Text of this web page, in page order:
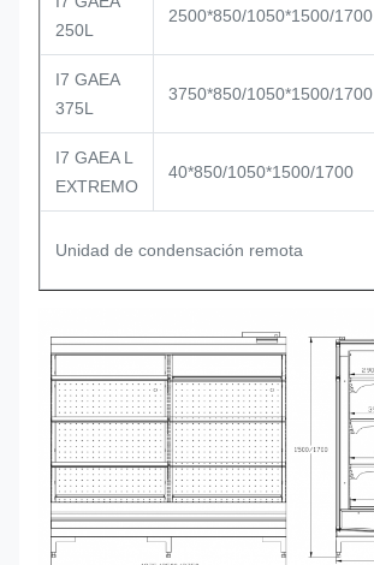
250L
2500*850/1050*1500/1700
I7 GAEA
375L
3750*850/1050*1500/1700
I7 GAEA L
EXTREMO
40*850/1050*1500/1700
Unidad de condensación remota